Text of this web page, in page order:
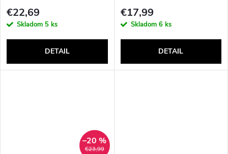
€22,69
Skladom 5 ks
DETAIL
€17,99
Skladom 6 ks
DETAIL
€23,99
–20 %